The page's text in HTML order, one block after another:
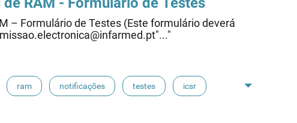
– Formulário de Testes (Este formulário deverá
ram notificações testes icsr